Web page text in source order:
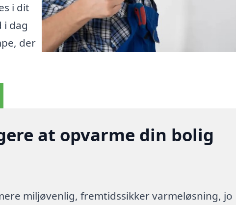
i dit
i dag
der
at opvarme din bolig
miljøvenlig, fremtidssikker varmeløsning, jo